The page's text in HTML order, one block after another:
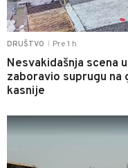
DRUŠTVO Pre 1 h
Nesvakidašnja scena
zaboravio suprugu
kasnije